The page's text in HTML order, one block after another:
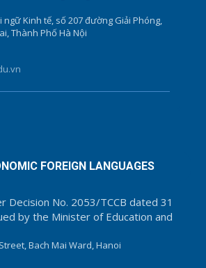
ngữ Kinh tế, số 207 đường Giải Phóng,
Thành Phố Hà Nội
FOREIGN LANGUAGES
Decision No. 2053/TCCB dated 31
by the Minister of Education and
Bach Mai Ward, Hanoi